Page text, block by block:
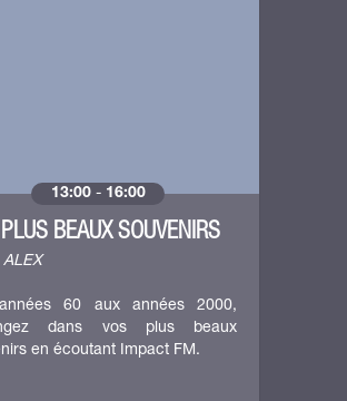
13:00- 16:00
BEAUX SOUVENIRS
ALEX
60 aux années 2000,
dans vos plus beaux
en écoutant Impact FM.